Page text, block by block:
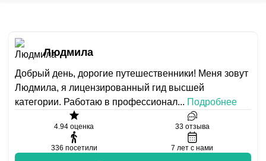
Людмила
Добрый день, дорогие путешественники! Меня зовут
Людмила, я лицензированный гид высшей
категории. Работаю в профессионал... Подробнее
4.94 оценка 33 отзыва
336 посетили 7 лет с нами